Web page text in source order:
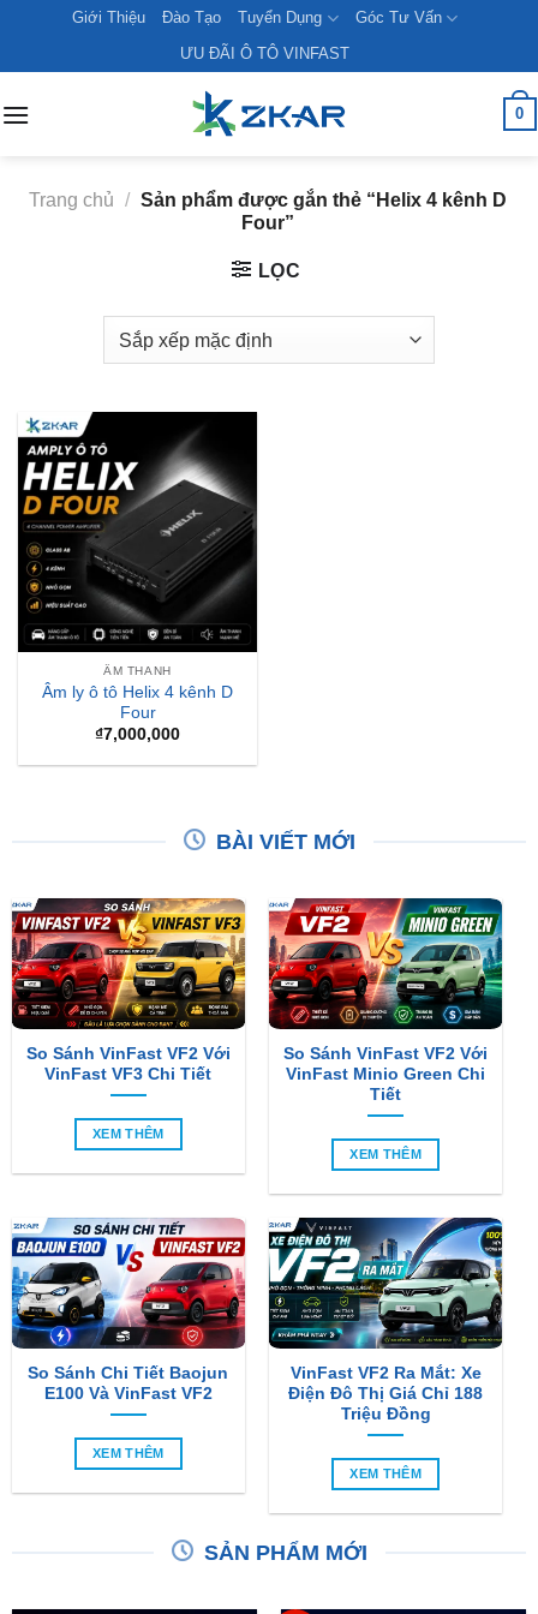
content
Giới Thiệu Đào Tạo Tuyển Dụng
Góc Tư Vấn
ƯU ĐÃI Ô TÔ VINFAST
0
Trang chủ / Sản phẩm được gắn thẻ “Helix 4 kênh D
Four”
LỌC
ÂM THANH
Âm ly ô tô Helix 4 kênh D
Four
₫7,000,000
BÀI VIẾT MỚI
So Sánh VinFast VF2 Với
VinFast VF3 Chi Tiết
XEM THÊM
So Sánh VinFast VF2 Với
VinFast Minio Green Chi
Tiết
XEM THÊM
So Sánh Chi Tiết Baojun
E100 Và VinFast VF2
XEM THÊM
VinFast VF2 Ra Mắt: Xe
Điện Đô Thị Giá Chỉ 188
Triệu Đồng
XEM THÊM
SẢN PHẨM MỚI